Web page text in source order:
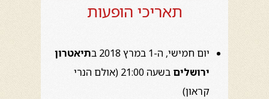
תאריכי הופעות
יום חמישי, ה-1 במרץ 2018 ב
תיאטרון
ירושלים
בשעה 21:00 (אולם הנרי
קראון)